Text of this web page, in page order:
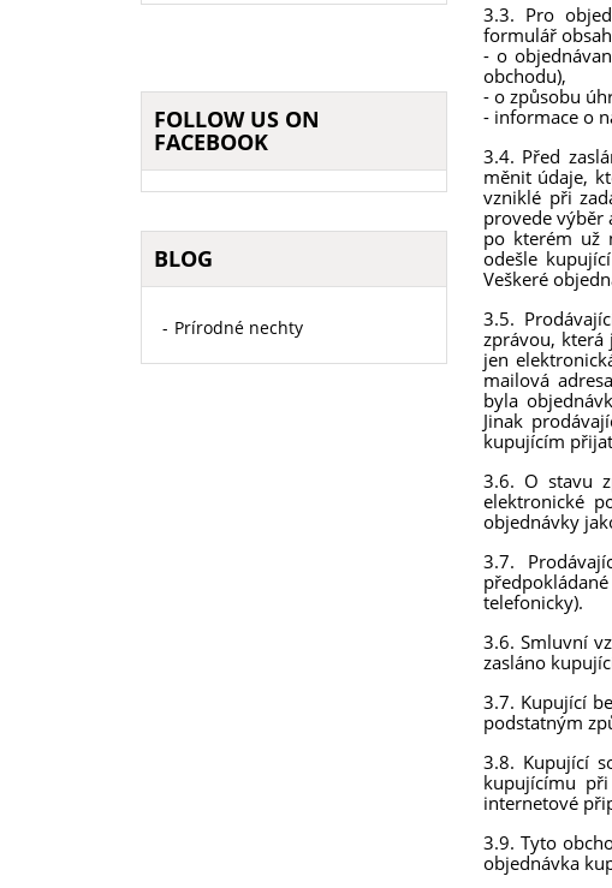
FOLLOW US ON
FACEBOOK
BLOG
Prírodné nechty
3.3. Pro
formulář
- o
obchodu),
- o způsobu
- informace o
3.4. Před
měnit údaje,
vzniklé při
provede výběr
po kterém už
odešle
Veškeré
3.5.
zprávou, která
jen
mailová
byla
Jinak
kupujícím
3.6. O stavu
elektronické
objednávky
3.7.
telefonicky).
3.6. Smluvní
zasláno
3.7. Kupující
podstatným
3.8. Kupující
kupujícímu
internetové
3.9. Tyto
objednávka